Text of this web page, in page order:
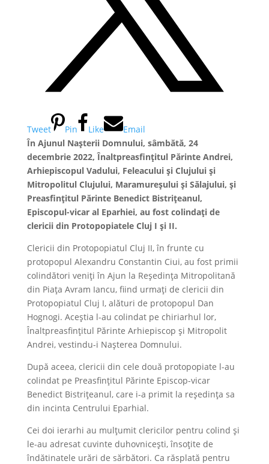
Tweet Pin Like
Email
În Ajunul Nașterii Domnului, sâmbătă, 24
decembrie 2022, Înaltpreasfințitul Părinte Andrei,
Arhiepiscopul Vadului, Feleacului și Clujului și
Mitropolitul Clujului, Maramureșului și Sălajului, și
Preasfințitul Părinte Benedict Bistrițeanul,
Episcopul-vicar al Eparhiei, au fost colindați de
clericii din Protopopiatele Cluj I și II.
Clericii din Protopopiatul Cluj II, în frunte cu
protopopul Alexandru Constantin Ciui, au fost primii
colindători veniți în Ajun la Reședința Mitropolitană
din Piața Avram Iancu, fiind urmați de clericii din
Protopopiatul Cluj I, alături de protopopul Dan
Hognogi. Aceștia l-au colindat pe chiriarhul lor,
Înaltpreasfințitul Părinte Arhiepiscop și Mitropolit
Andrei, vestindu-i Nașterea Domnului.
După aceea, clericii din cele două protopopiate l-au
colindat pe Preasfințitul Părinte Episcop-vicar
Benedict Bistrițeanul, care i-a primit la reședința sa
din incinta Centrului Eparhial.
Cei doi ierarhi au mulțumit clericilor pentru colind și
le-au adresat cuvinte duhovnicești, însoțite de
îndătinatele urări de sărbători. Ca răsplată pentru